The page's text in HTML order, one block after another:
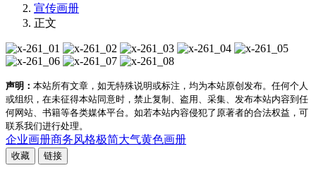
宣传画册
正文
声明： 本站所有文章，如无特殊说明或标注，均为本站原创发布。任何个人
或组织，在未征得本站同意时，禁止复制、盗用、采集、发布本站内容到任
何网站、书籍等各类媒体平台。如若本站内容侵犯了原著者的合法权益，可
联系我们进行处理。
企业画册商务风格极简大气黄色画册
收藏 链接